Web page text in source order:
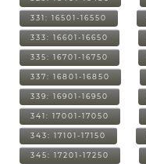
331: 16501-16550
333: 16601-16650
335: 16701-16750
337: 16801-16850
339: 16901-16950
341: 17001-17050
343: 17101-17150
345: 17201-17250